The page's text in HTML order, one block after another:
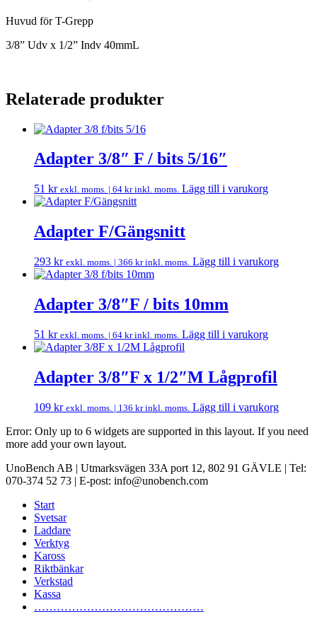
Huvud för T-Grepp
3/8” Udv x 1/2” Indv 40mmL
Relaterade produkter
Adapter 3/8″ F / bits 5/16″
51 kr exkl. moms. | 64 krinkl. moms. Lägg till i varukorg
Adapter F/Gängsnitt
293 kr exkl. moms. | 366 krinkl. moms. Lägg till i varukorg
Adapter 3/8″F / bits 10mm
51 kr exkl. moms. | 64 krinkl. moms. Lägg till i varukorg
Adapter 3/8″F x 1/2″M Lågprofil
109 kr exkl. moms. | 136 krinkl. moms. Lägg till i varukorg
Error: Only up to 6 widgets are supported in this layout. If you need
more add your own layout.
UnoBench AB | Utmarksvägen 33A port 12, 802 91 GÄVLE | Tel:
070-374 52 73 | E-post: info@unobench.com
Start
Svetsar
Laddare
Verktyg
Kaross
Riktbänkar
Verkstad
Kassa
………………………………………